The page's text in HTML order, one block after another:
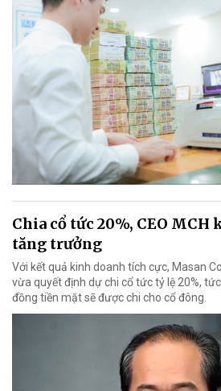
Chia cổ tức 20%, CEO
tăng trưởng
Với kết quả kinh doanh tích cực, Masan
vừa quyết định dự chi cổ tức tỷ lệ 20%,
đồng tiền mặt sẽ được chi cho cổ đông.